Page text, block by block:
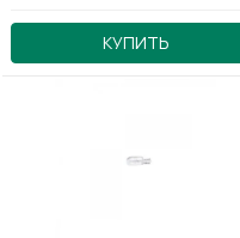
КУПИТЬ